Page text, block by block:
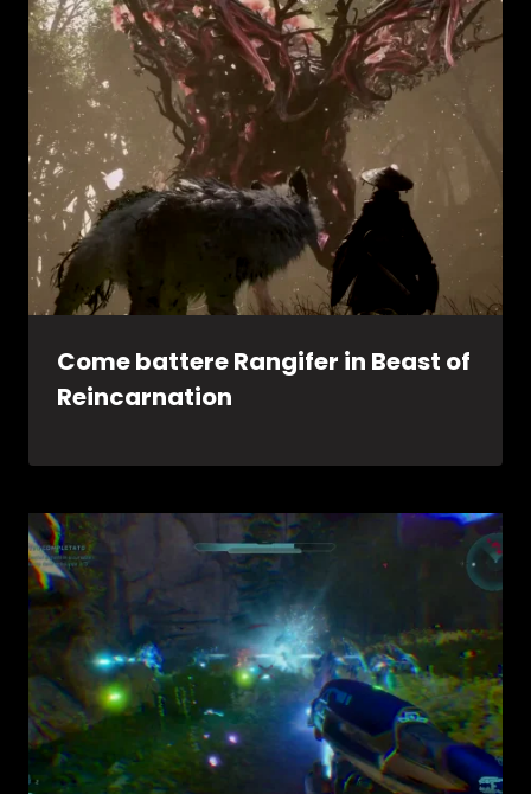
Come battere Rangifer in Beast of
Reincarnation